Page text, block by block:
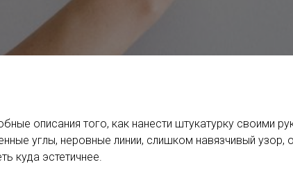
описания того, как нанести штукатурку своими
углы, неровные линии, слишком навязчивый узор,
куда эстетичнее.